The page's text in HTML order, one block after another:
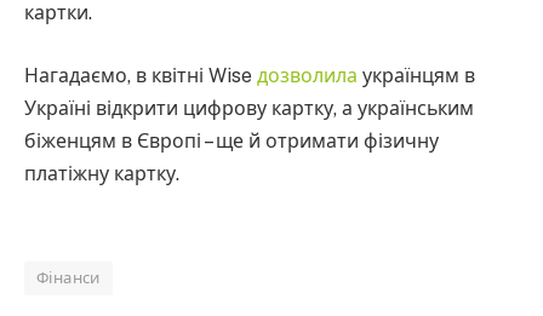
картки.
Нагадаємо, в квітні Wise дозволила українцям в
Україні відкрити цифрову картку, а українським
біженцям в Європі – ще й отримати фізичну
платіжну картку.
Фінанси